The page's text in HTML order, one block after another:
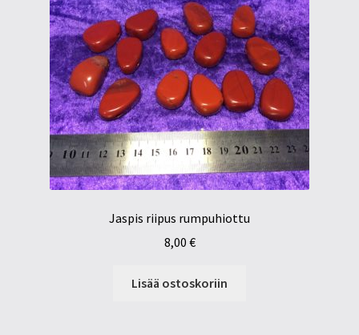
Jaspis riipus rumpuhiottu
8,00 €
Lisää ostoskoriin